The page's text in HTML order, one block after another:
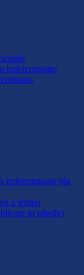
indeterminato
indeterminato (da
a tempo
in tabelle)